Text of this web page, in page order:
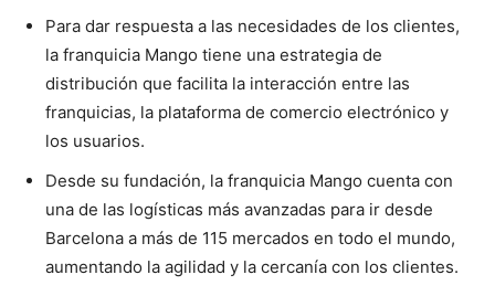
Para dar respuesta a las necesidades de los clientes,
la franquicia Mango tiene una estrategia de
distribución que facilita la interacción entre las
franquicias, la plataforma de comercio electrónico y
los usuarios.
Desde su fundación, la franquicia Mango cuenta con
una de las logísticas más avanzadas para ir desde
Barcelona a más de 115 mercados en todo el mundo,
aumentando la agilidad y la cercanía con los clientes.